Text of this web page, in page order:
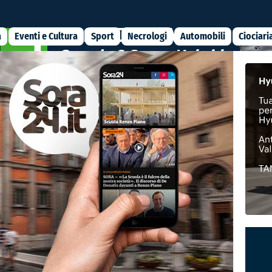
Eventi e Cultura Sport Necrologi Automobili